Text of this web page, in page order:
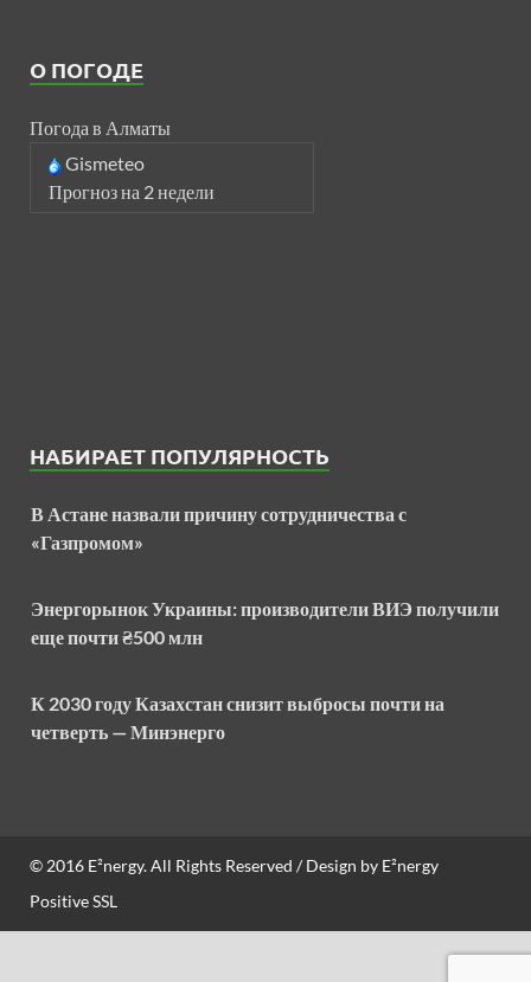
О ПОГОДЕ
Погода в Алматы
Gismeteo
Прогноз на 2 недели
НАБИРАЕТ ПОПУЛЯРНОСТЬ
В Астане назвали причину сотрудничества с
«Газпромом»
Энергорынок Украины: производители ВИЭ получили
еще почти ₴500 млн
К 2030 году Казахстан снизит выбросы почти на
четверть — Минэнерго
© 2016 E²nergy. All Rights Reserved / Design by E²nergy
Positive SSL